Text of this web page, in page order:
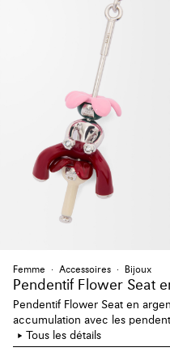
Femme Accessoires Bijoux
Pendentif Flower Seat
Pendentif Flower Seat en
accumulation avec les
Tous les détails